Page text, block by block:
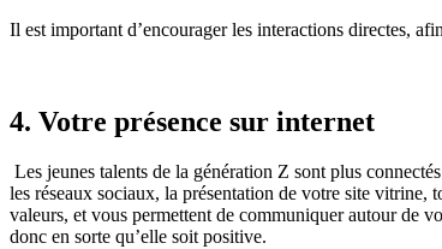
Il est important d’encourager les interactions directes,
4. Votre présence sur internet
Les jeunes talents de la génération Z sontplus connectés
les réseaux sociaux, la présentation de votre site vitrine,
valeurs, et vous permettent de communiquer autour de
donc en sorte qu’elle soit positive.